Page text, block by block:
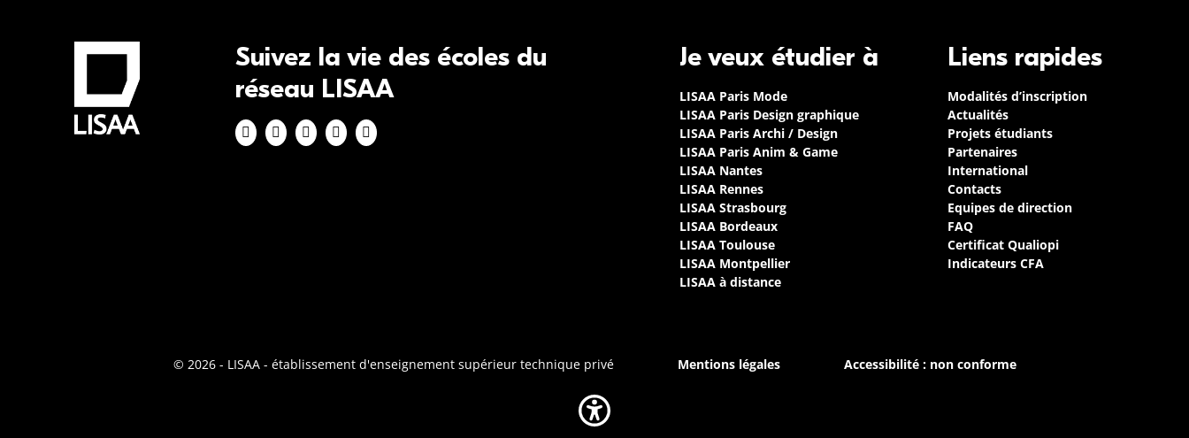
Suivez la vie des écoles du
réseau LISAA
Je veux étudier à
LISAA Paris Mode
LISAA Paris Design graphique
LISAA Paris Archi / Design
LISAA Paris Anim & Game
LISAA Nantes
LISAA Rennes
LISAA Strasbourg
LISAA Bordeaux
LISAA Toulouse
LISAA Montpellier
LISAA à distance
Liens rapides
Modalités d’inscription
Actualités
Projets étudiants
Partenaires
International
Contacts
Equipes de direction
FAQ
Certificat Qualiopi
Indicateurs CFA
© 2026 - LISAA - établissement d'enseignement supérieur technique privé Mentions légales Accessibilité : non conforme